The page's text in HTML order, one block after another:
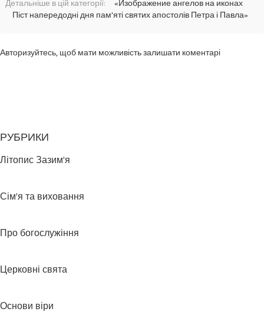
Детальніше в цій категорії:
«Изображение ангелов на иконах
Піст напередодні дня пам'яті святих апостолів Петра і Павла»
Авторизуйтесь, щоб мати можливість залишати коментарі
РУБРИКИ
Літопис Зазим'я
Сім'я та виховання
Про богослужіння
Церковні свята
Основи віри